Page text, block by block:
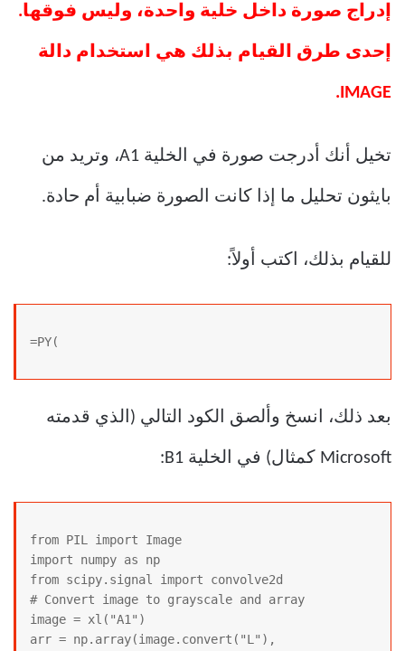
إدراج صورة داخل خلية واحدة، وليس فوقها.
إحدى طرق القيام بذلك هي استخدام دالة
IMAGE.
تخيل أنك أدرجت صورة في الخلية A1، وتريد من
بايثون تحليل ما إذا كانت الصورة ضبابية أم حادة.
للقيام بذلك، اكتب أولاً:
=PY(
بعد ذلك، انسخ وألصق الكود التالي (الذي قدمته
Microsoft كمثال) في الخلية B1:
from PIL import Image
import numpy as np
from scipy.signal import convolve2d
# Convert image to grayscale and array
image = xl("A1")
arr = np.array(image.convert("L"),